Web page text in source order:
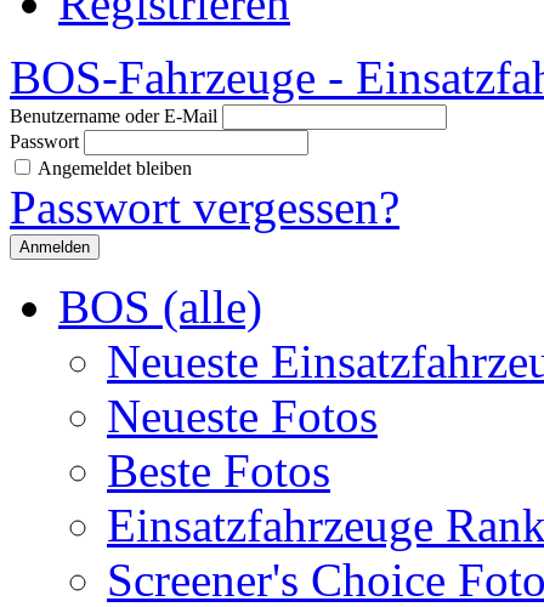
BOS-Fahrzeuge -
Benutzername oder E-Mail
Passwort
Angemeldet bleiben
Passwort vergessen?
BOS (alle)
Neueste
Neueste Fotos
Beste Fotos
Einsatzfahrzeuge
Screener's Choice